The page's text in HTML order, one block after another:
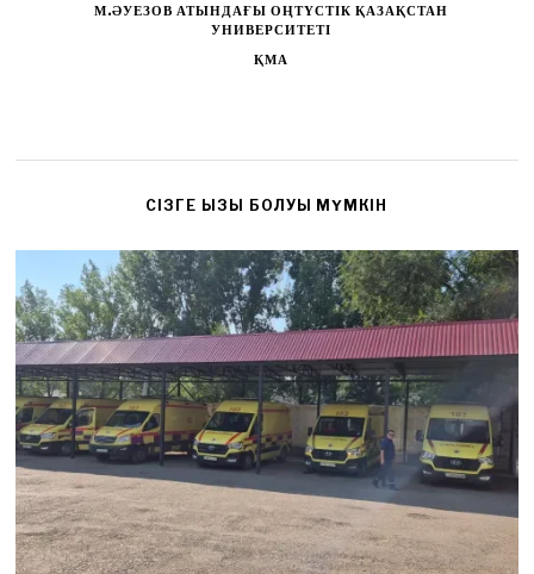
М.ӘУЕЗОВ АТЫНДАҒЫ ОҢТҮСТІК ҚАЗАҚСТАН
УНИВЕРСИТЕТІ
ҚМА
CІЗГЕ ҚЫЗЫҚ БОЛУЫ МҮМКІН